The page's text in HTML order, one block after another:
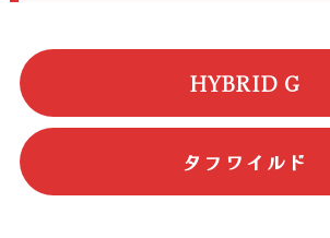
HYBRID G
タフワイルド